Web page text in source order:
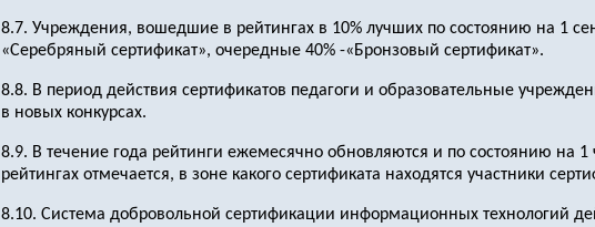
8.7. Учреждения, вошедшие в рейтингах в 10% лучших по состоянию на 1
«Серебряный сертификат», очередные 40% -«Бронзовый сертификат».
8.8. В период действия сертификатов педагоги и образовательные
в новых конкурсах.
8.9. В течение года рейтинги ежемесячно обновляются и по состоянию на
рейтингах отмечается, в зоне какого сертификата находятся участники
8.10. Система добровольной сертификации информационных технологий